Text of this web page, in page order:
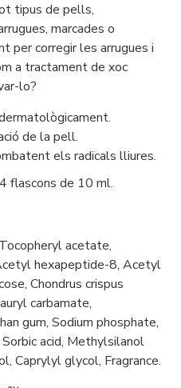
tipus de pells,
marcades o
per corregir les arrugues i
a tractament de xoc
lo?
de la pell.
els radicals lliures.
flascons de 10 ml.
acetate,
hexapeptide-8, Acetyl
Chondrus crispus
carbamate,
gum, Sodium phosphate,
acid, Methylsilanol
Caprylyl glycol, Fragrance.